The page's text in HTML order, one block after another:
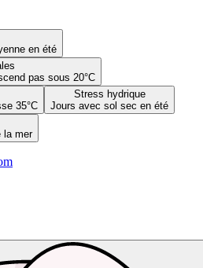
en été
pas sous 20°C
35°C
Stress hydrique
Jours avec sol sec en été
la mer